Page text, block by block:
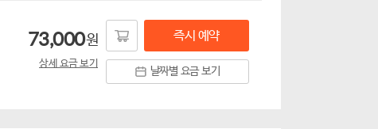
73,000원
상세 요금 보기
즉시 예약
날짜별 요금 보기